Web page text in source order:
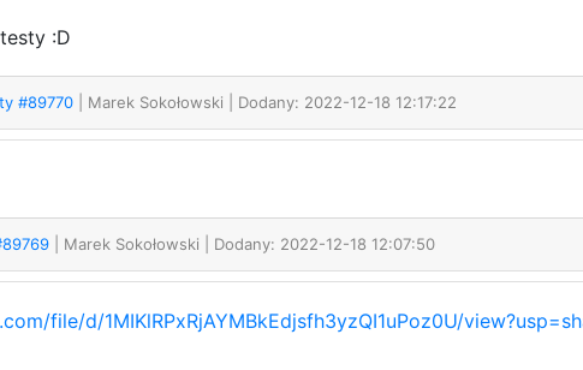
:D
#89770 | Marek Sokołowski | Dodany: 2022-12-18 12:17:22
| Marek Sokołowski | Dodany: 2022-12-18 12:07:50
file/d/1MIKlRPxRjAYMBkEdjsfh3yzQI1uPoz0U/